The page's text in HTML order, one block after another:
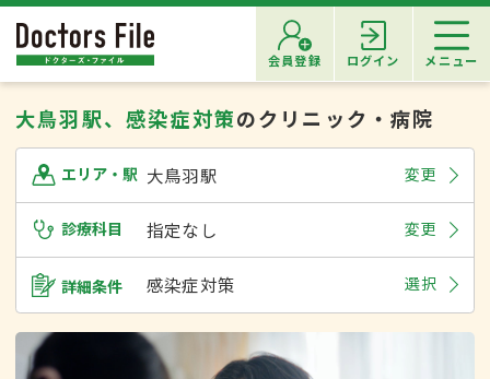
会員登録 ログイン メニュー
大鳥羽駅、感染症対策のクリニック・病院
エリア・駅 大鳥羽駅 変更
診療科目 指定なし 変更
詳細条件 感染症対策 選択